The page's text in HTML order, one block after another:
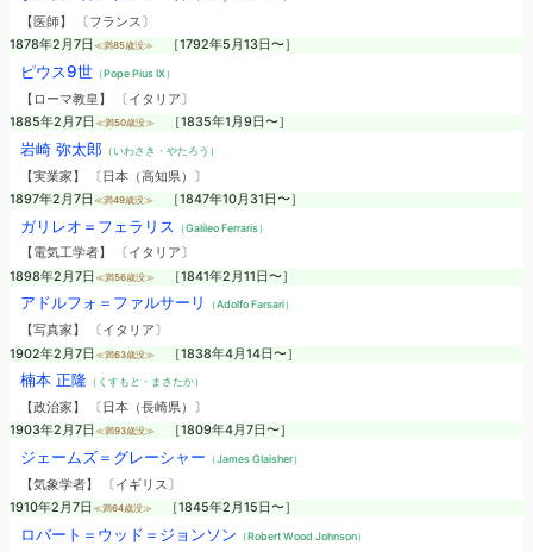
【医師】 〔フランス〕
1878年2月7日 ≪満85歳没≫ ［1792年5月13日〜］
ピウス9世（Pope Pius IX）
【ローマ教皇】 〔イタリア〕
1885年2月7日 ≪満50歳没≫ ［1835年1月9日〜］
岩崎 弥太郎（いわさき・やたろう）
【実業家】 〔日本（高知県）〕
1897年2月7日 ≪満49歳没≫ ［1847年10月31日〜］
ガリレオ＝フェラリス （Galileo Ferraris）
【電気工学者】 〔イタリア〕
1898年2月7日 ≪満56歳没≫ ［1841年2月11日〜］
アドルフォ＝ファルサーリ （Adolfo Farsari）
【写真家】 〔イタリア〕
1902年2月7日 ≪満63歳没≫ ［1838年4月14日〜］
楠本 正隆（くすもと・まさたか）
【政治家】 〔日本（長崎県）〕
1903年2月7日 ≪満93歳没≫ ［1809年4月7日〜］
ジェームズ＝グレーシャー （James Glaisher）
【気象学者】 〔イギリス〕
1910年2月7日 ≪満64歳没≫ ［1845年2月15日〜］
ロバート＝ウッド＝ジョンソン （Robert Wood Johnson）